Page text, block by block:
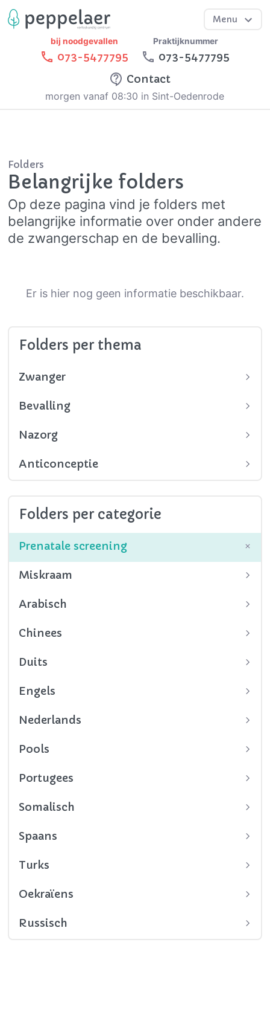
Menu
bij noodgevallen
073-5477795
Praktijknummer
073-5477795
Contact
morgen vanaf 08:30 in Sint-Oedenrode
Folders
Belangrijke folders
Op deze pagina vind je folders met
belangrijke informatie over onder andere
de zwangerschap en de bevalling.
Er is hier nog geen informatie beschikbaar.
Folders per thema
Zwanger
Bevalling
Nazorg
Anticonceptie
Folders per categorie
Prenatale screening
Miskraam
Arabisch
Chinees
Duits
Engels
Nederlands
Pools
Portugees
Somalisch
Spaans
Turks
Oekraïens
Russisch